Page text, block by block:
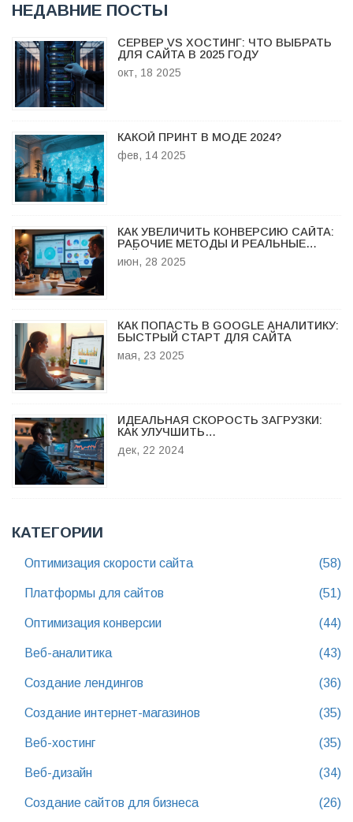
НЕДАВНИЕ ПОСТЫ
СЕРВЕР VS ХОСТИНГ: ЧТО ВЫБРАТЬ
ДЛЯ САЙТА В 2025 ГОДУ
окт, 18 2025
КАКОЙ ПРИНТ В МОДЕ 2024?
фев, 14 2025
КАК УВЕЛИЧИТЬ КОНВЕРСИЮ САЙТА:
РАБОЧИЕ МЕТОДЫ И РЕАЛЬНЫЕ
КЕЙСЫ
июн, 28 2025
КАК ПОПАСТЬ В GOOGLE АНАЛИТИКУ:
БЫСТРЫЙ СТАРТ ДЛЯ САЙТА
мая, 23 2025
ИДЕАЛЬНАЯ СКОРОСТЬ ЗАГРУЗКИ:
КАК УЛУЧШИТЬ
ПРОИЗВОДИТЕЛЬНОСТЬ ВАШЕГО
САЙТА
дек, 22 2024
КАТЕГОРИИ
Оптимизация скорости сайта (58)
Платформы для сайтов (51)
Оптимизация конверсии (44)
Веб-аналитика (43)
Создание лендингов (36)
Создание интернет-магазинов (35)
Веб-хостинг (35)
Веб-дизайн (34)
Создание сайтов для бизнеса (26)